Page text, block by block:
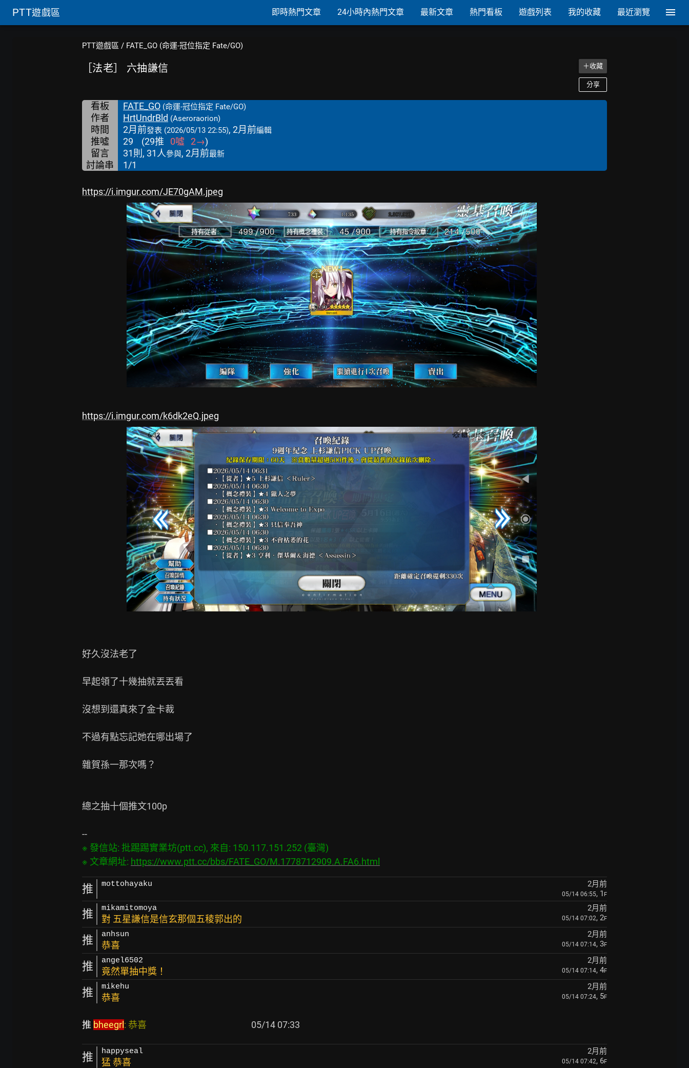
PTT遊戲區 即時熱門文章 24小時內熱門文章 最新文章 熱門看板 遊戲列表 我的收藏 最近瀏覽
PTT遊戲區 / FATE_GO (命運-冠位指定 Fate/GO)
［法老］ 六抽謙信 ＋收藏
分享
看板 FATE_GO (命運-冠位指定 Fate/GO)
作者 HrtUndrBld (Aseroraorion)
時間 2月前發表 (2026/05/13 22:55), 2月前編輯
推噓 29 (29推 0噓 2→)
留言
31則, 31人參與, 2月前最新
討論串 1/1
https://i.imgur.com/JE70gAM.jpeg
https://i.imgur.com/k6dk2eQ.jpeg
好久沒法老了
早起領了十幾抽就丟丟看
沒想到還真來了金卡裁
不過有點忘記她在哪出場了
雜賀孫一那次嗎？
總之抽十個推文100p
※ 發信站: 批踢踢實業坊(ptt.cc), 來自: 150.117.151.252 (臺灣)
※ 文章網址: https://www.ptt.cc/bbs/FATE_GO/M.1778712909.A.FA6.html
推 mottohayaku 2月前
05/14 06:55, 1 F
推 mikamitomoya 2月前
對 五星謙信是信玄那個五稜郭出的 05/14 07:02, 2F
推 anhsun 2月前
恭喜 05/14 07:14, 3F
推 angel6502 2月前
竟然單抽中獎！ 05/14 07:14, 4F
推 mikehu 2月前
恭喜 05/14 07:24, 5F
推 bheegrl : 恭喜
推 happyseal 2月前
猛 恭喜 05/14 07:42, 6F